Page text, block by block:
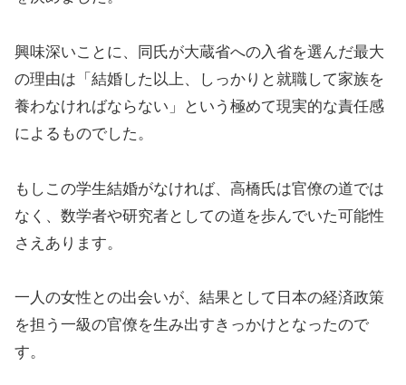
興味深いことに、同氏が大蔵省への入省を選んだ最大
の理由は「結婚した以上、しっかりと就職して家族を
養わなければならない」という極めて現実的な責任感
によるものでした。
もしこの学生結婚がなければ、高橋氏は官僚の道では
なく、数学者や研究者としての道を歩んでいた可能性
さえあります。
一人の女性との出会いが、結果として日本の経済政策
を担う一級の官僚を生み出すきっかけとなったので
す。